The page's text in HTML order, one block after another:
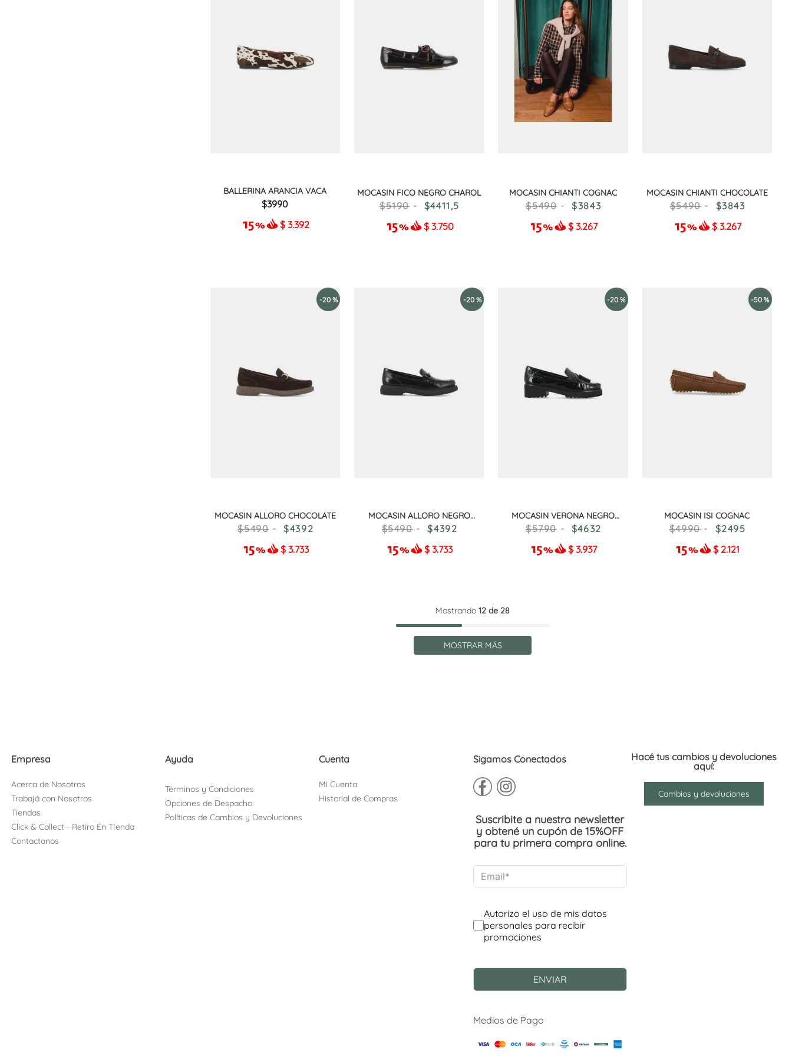
BALLERINA ARANCIA VACA
3990
$ 3.392
MOCASIN FICO NEGRO CHAROL
5190 4411,5
$ 3.750
MOCASIN CHIANTI COGNAC
5490
3843
$ 3.267
MOCASIN CHIANTI CHOCOLATE
5490
3843
$ 3.267
-20 %
MOCASIN ALLORO CHOCOLATE
5490
4392
$ 3.733
-20 %
MOCASIN ALLORO NEGRO
CHAROL
5490
4392
$ 3.733
-20 %
MOCASIN VERONA NEGRO
CROCO CHAROL
5790
4632
$ 3.937
-50 %
MOCASIN ISI COGNAC
4990
2495
$ 2.121
Mostrando12 de 28
MOSTRAR MÁS
Empresa
Acerca de Nosotros
Trabajá con Nosotros
Tiendas
Click & Collect - Retiro En TIenda
Contactanos
Ayuda
Términos y Condiciones
Opciones de Despacho
Políticas de Cambios y Devoluciones
Cuenta
Mi Cuenta
Historial de Compras
Sigamos Conectados
Suscribite a nuestra newsletter
y obtené un cupón de 15%OFF
para tu primera compra online.
Medios de Pago
Hacé tus cambios y devoluciones
aquí:
Cambios y devoluciones